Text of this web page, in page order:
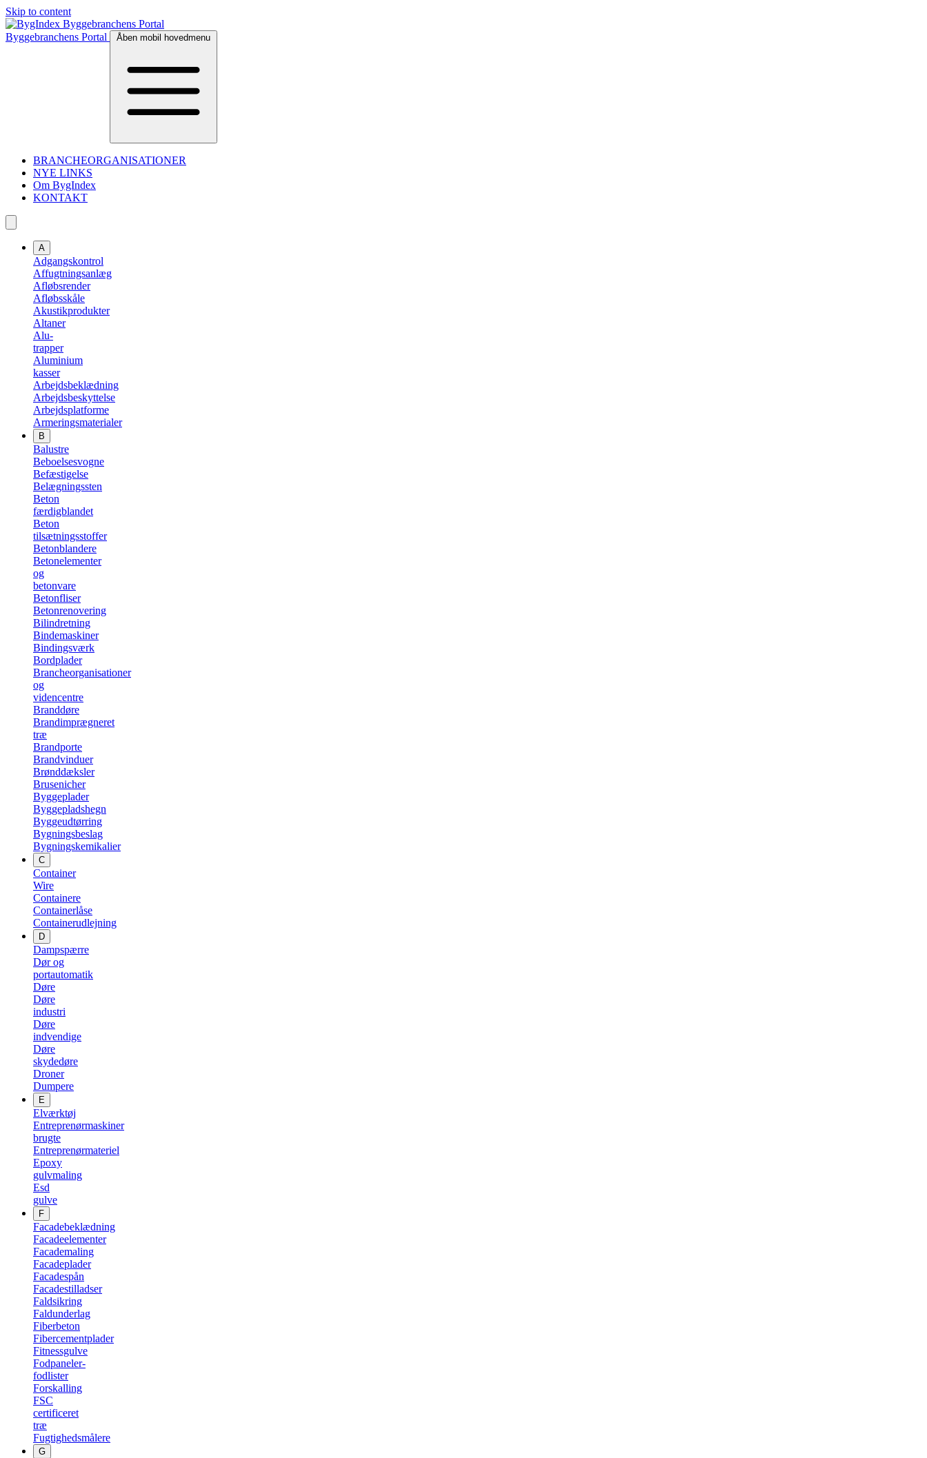
Skip to content
Byggebranchens Portal Åben mobil hovedmenu
BRANCHEORGANISATIONER
NYE LINKS
Om BygIndex
KONTAKT
A
Adgangskontrol
Affugtningsanlæg
Afløbsrender
Afløbsskåle
Akustikprodukter
Altaner
Alu-
trapper
Aluminium
kasser
Arbejdsbeklædning
Arbejdsbeskyttelse
Arbejdsplatforme
Armeringsmaterialer
B
Balustre
Beboelsesvogne
Befæstigelse
Belægningssten
Beton
færdigblandet
Beton
tilsætningsstoffer
Betonblandere
Betonelementer
og
betonvare
Betonfliser
Betonrenovering
Bilindretning
Bindemaskiner
Bindingsværk
Bordplader
Brancheorganisationer
og
videncentre
Branddøre
Brandimprægneret
træ
Brandporte
Brandvinduer
Brønddæksler
Brusenicher
Byggeplader
Byggepladshegn
Byggeudtørring
Bygningsbeslag
Bygningskemikalier
C
Container
Wire
Containere
Containerlåse
Containerudlejning
D
Dampspærre
Dør og
portautomatik
Døre
Døre
industri
Døre
indvendige
Døre
skydedøre
Droner
Dumpere
E
Elværktøj
Entreprenørmaskiner
brugte
Entreprenørmateriel
Epoxy
gulvmaling
Esd
gulve
F
Facadebeklædning
Facadeelementer
Facademaling
Facadeplader
Facadespån
Facadestilladser
Faldsikring
Faldunderlag
Fiberbeton
Fibercementplader
Fitnessgulve
Fodpaneler-
fodlister
Forskalling
FSC
certificeret
træ
Fugtighedsmålere
G